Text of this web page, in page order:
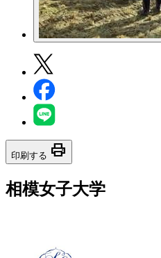
印刷する print
相模女子大学